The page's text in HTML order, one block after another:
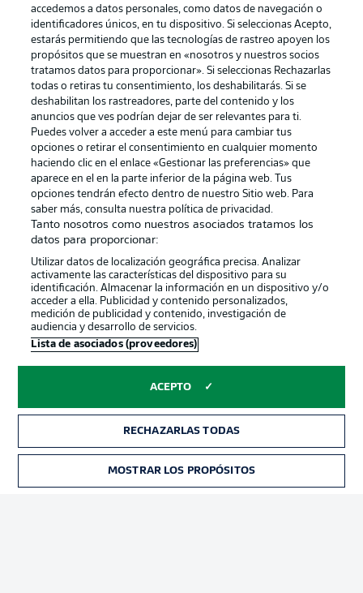
accedemos a datos personales, como datos de navegación o
identificadores únicos, en tu dispositivo. Si seleccionas Acepto,
estarás permitiendo que las tecnologías de rastreo apoyen los
propósitos que se muestran en «nosotros y nuestros socios
tratamos datos para proporcionar». Si seleccionas Rechazarlas
todas o retiras tu consentimiento, los deshabilitarás. Si se
deshabilitan los rastreadores, parte del contenido y los
anuncios que ves podrían dejar de ser relevantes para ti.
Puedes volver a acceder a este menú para cambiar tus
opciones o retirar el consentimiento en cualquier momento
haciendo clic en el enlace «Gestionar las preferencias» que
aparece en el en la parte inferior de la página web. Tus
opciones tendrán efecto dentro de nuestro Sitio web. Para
saber más, consulta nuestra política de privacidad.
Tanto nosotros como nuestros asociados tratamos los
datos para proporcionar:
Utilizar datos de localización geográfica precisa. Analizar
activamente las características del dispositivo para su
identificación. Almacenar la información en un dispositivo y/o
acceder a ella. Publicidad y contenido personalizados,
medición de publicidad y contenido, investigación de
audiencia y desarrollo de servicios.
Lista de asociados (proveedores)
ACEPTO
RECHAZARLAS TODAS
MOSTRAR LOS PROPÓSITOS